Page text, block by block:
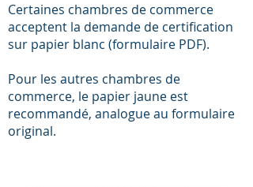
Certaines chambres de commerce
acceptent la demande de certification
sur papier blanc (formulaire PDF).
Pour les autres chambres de
commerce, le papier jaune est
recommandé, analogue au formulaire
original.